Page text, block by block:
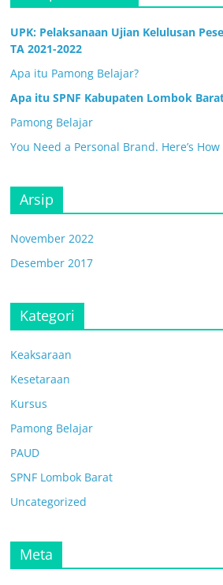
UPK: Pelaksanaan Ujian Kelulusan
TA 2021-2022
Apa itu Pamong Belajar?
Apa itu SPNF Kabupaten Lombok
Pamong Belajar
You Need a Personal Brand. Here’s
Arsip
November 2022
Desember 2017
Kategori
Keaksaraan
Kesetaraan
Kursus
Pamong Belajar
PAUD
SPNF Lombok Barat
Uncategorized
Meta